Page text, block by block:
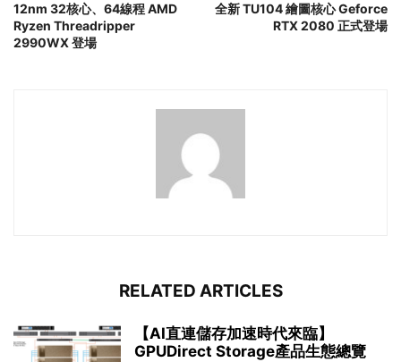
12nm 32核心、64線程 AMD
Ryzen Threadripper
2990WX 登場
全新 TU104 繪圖核心 Geforce
RTX 2080 正式登場
RELATED ARTICLES
【AI直連儲存加速時代來臨】
GPUDirect Storage產品生態總覽